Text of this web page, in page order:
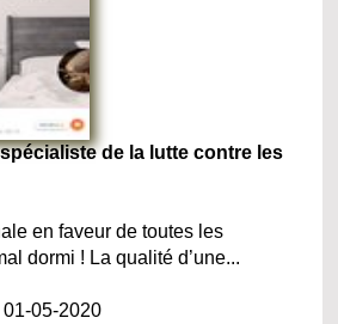
de la lutte contre les
en faveur de toutes les
dormi ! La qualité d’une...
05-2020